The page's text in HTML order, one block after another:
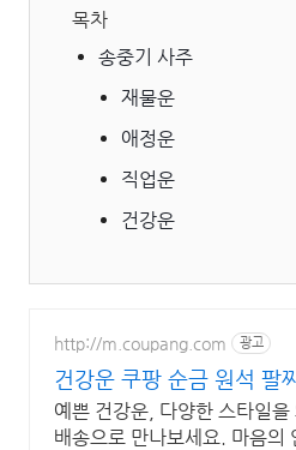
목차
송중기 사주
재물운
애정운
직업운
건강운
http://m.coupang.com 광고
건강운 쿠팡 순금 원석 팔찌
예쁜 건강운, 다양한 스타일
배송으로 만나보세요. 마음의